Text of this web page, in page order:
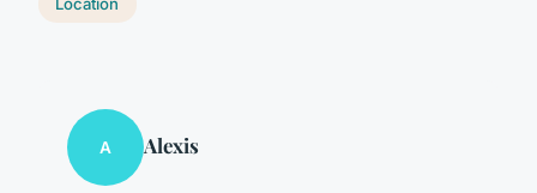
Location
A Alexis